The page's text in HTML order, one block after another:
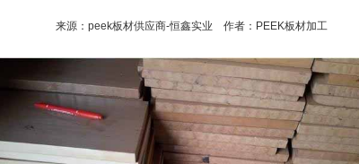
来源：peek板材供应商-恒鑫实业 作者：PEEK板材加工